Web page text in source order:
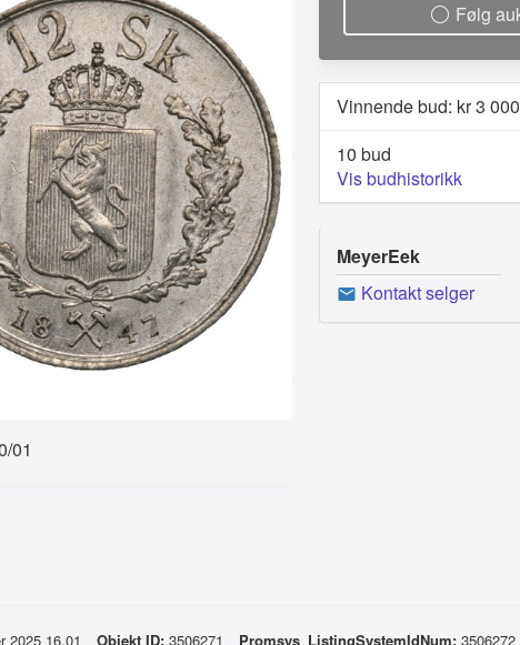
01
Følg
Vinnende bud: kr3
10 bud
Vis budhistorikk
MeyerEek
Kontakt selger
2025 16.01 Objekt ID: 3506271 Promsys_ListingSystemIdNum: 3506272